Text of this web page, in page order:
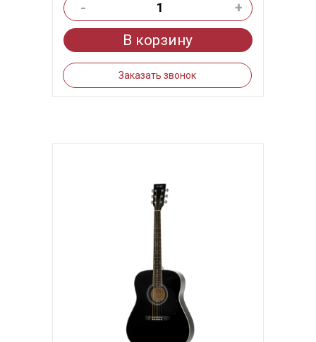
-
+
В корзину
Заказать звонок